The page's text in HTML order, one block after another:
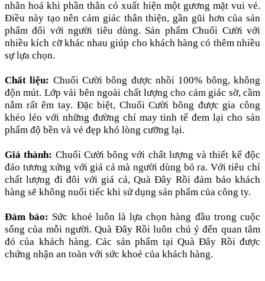
nhân hoá khi phần thân có xuất hiện một gương mặt vui vẻ.
Điều này tạo nên cảm giác thân thiện, gần gũi hơn của sản
phẩm đối với người tiêu dùng. Sản phẩm Chuối Cười với
nhiều kích cỡ khác nhau giúp cho khách hàng có thêm nhiều
sự lựa chọn.
Chất liệu: Chuối Cười bông được nhồi 100% bông, không
độn mút. Lớp vải bên ngoài chất lượng cho cảm giác sờ, cầm
nắm rất êm tay. Đặc biệt, Chuối Cười bông được gia công
khéo léo với những đường chỉ may tinh tế đem lại cho sản
phẩm độ bền và vẻ đẹp khó lòng cưỡng lại.
Giá thành: Chuối Cười bông với chất lượng và thiết kế độc
đáo tương xứng với giá cả mà người dùng bỏ ra. Với tiêu chí
chất lượng đi đôi với giá cả, Quà Đây Rồi đảm bảo khách
hàng sẽ không nuối tiếc khi sử dụng sản phẩm của công ty.
Đảm bảo: Sức khoẻ luôn là lựa chọn hàng đầu trong cuộc
sống của mỗi người. Quà Đây Rồi luôn chú ý đến quan tâm
đó của khách hàng. Các sản phẩm tại Quà Đây Rồi được
chứng nhận an toàn với sức khoẻ của khách hàng.